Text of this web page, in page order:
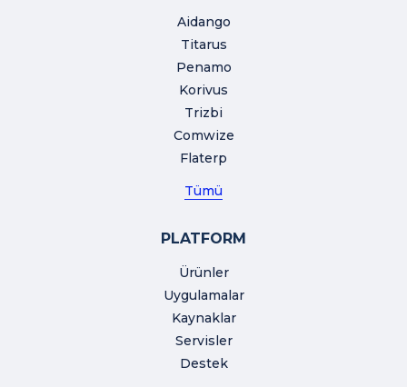
Aidango
Titarus
Penamo
Korivus
Trizbi
Comwize
Flaterp
Tümü
PLATFORM
Ürünler
Uygulamalar
Kaynaklar
Servisler
Destek